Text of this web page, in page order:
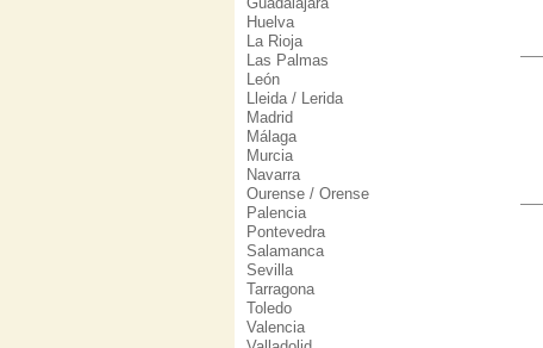
Huelva
La Rioja
Las Palmas
León
Lleida / Lerida
Madrid
Málaga
Murcia
Navarra
Ourense / Orense
Palencia
Pontevedra
Salamanca
Sevilla
Tarragona
Toledo
Valencia